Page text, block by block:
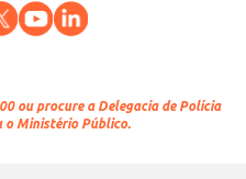
ou procure a Delegacia de Polícia
o Ministério Público.